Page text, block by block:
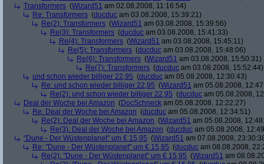
Transformers (Wizard51 am 02.08.2008, 11:16:54)
Re: Transformers (ducduc am 03.08.2008, 15:39:21)
Re(2): Transformers (Wizard51 am 03.08.2008, 15:39:56)
Re(3): Transformers (ducduc am 03.08.2008, 15:41:33)
Re(4): Transformers (Wizard51 am 03.08.2008, 15:45:11)
Re(5): Transformers (ducduc am 03.08.2008, 15:48:06)
Re(6): Transformers (Wizard51 am 03.08.2008, 15:50:31)
Re(7): Transformers (ducduc am 03.08.2008, 15:52:44)
und schon wieder billiger 22,95 (ducduc am 05.08.2008, 12:30:43)
Re: und schon wieder billiger 22,95 (Wizard51 am 05.08.2008,
Re(2): und schon wieder billiger 22,95 (ducduc am 05.08.2008,
Deal der Woche bei Amazon (DocSchneck am 05.08.2008, 12:22:27)
Re: Deal der Woche bei Amazon (ducduc am 05.08.2008, 12:34:51)
Re(2): Deal der Woche bei Amazon (Wizard51 am 05.08.2008,
Re(3): Deal der Woche bei Amazon (ducduc am 05.08.2008,
"Dune - Der Wüstenplanet" um € 15,95 (Wizard51 am 07.08.2008,
Re: "Dune - Der Wüstenplanet" um € 15,95 (ducduc am 08.08.2008,
Re(2): "Dune - Der Wüstenplanet" um € 15,95 (Wizard51 am